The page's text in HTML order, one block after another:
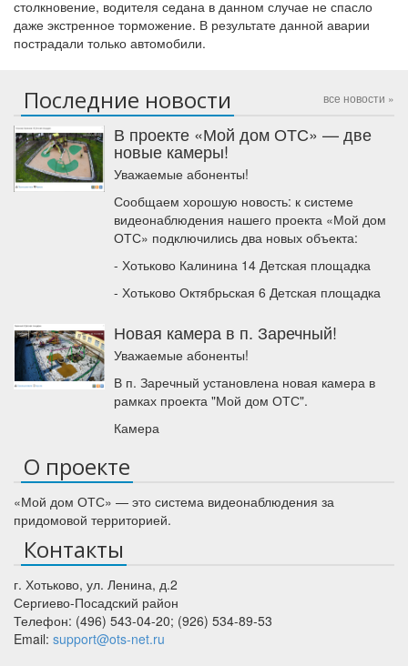
столкновение, водителя седана в данном случае не спасло
даже экстренное торможение. В результате данной аварии
пострадали только автомобили.
все новости »
Последние новости
В проекте «Мой дом ОТС» — две
новые камеры!
Уважаемые абоненты!
Сообщаем хорошую новость: к системе
видеонаблюдения нашего проекта «Мой дом
ОТС» подключились два новых объекта:
- Хотьково Калинина 14 Детская площадка
- Хотьково Октябрьская 6 Детская площадка
Новая камера в п. Заречный!
Уважаемые абоненты!
В п. Заречный установлена новая камера в
рамках проекта "Мой дом ОТС".
Камера
О проекте
«Мой дом ОТС» — это система видеонаблюдения за
придомовой территорией.
Контакты
г. Хотьково, ул. Ленина, д.2
Сергиево-Посадский район
Телефон: (496) 543-04-20; (926) 534-89-53
Email: support@ots-net.ru